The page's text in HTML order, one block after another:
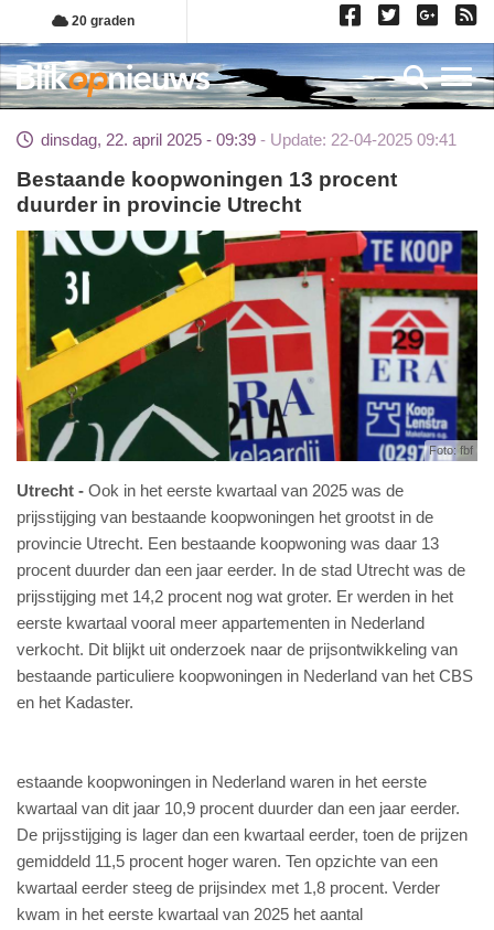
Overslaan
en
naar
de
gaan
20 graden
dinsdag, 22. april 2025 - 09:39 Update: 22-04-2025 09:41
Bestaande koopwoningen 13 procent
duurder in provincie Utrecht
Foto: fbf
Utrecht
Ook in het eerste kwartaal van 2025 was de
prijsstijging van bestaande koopwoningen het grootst in de
provincie Utrecht. Een bestaande koopwoning was daar 13
procent duurder dan een jaar eerder. In de stad Utrecht was de
prijsstijging met 14,2 procent nog wat groter. Er werden in het
eerste kwartaal vooral meer appartementen in Nederland
verkocht. Dit blijkt uit onderzoek naar de prijsontwikkeling van
bestaande particuliere koopwoningen in Nederland van het CBS
en het Kadaster.
estaande koopwoningen in Nederland waren in het eerste
kwartaal van dit jaar 10,9 procent duurder dan een jaar eerder.
De prijsstijging is lager dan een kwartaal eerder, toen de prijzen
gemiddeld 11,5 procent hoger waren. Ten opzichte van een
kwartaal eerder steeg de prijsindex met 1,8 procent. Verder
kwam in het eerste kwartaal van 2025 het aantal